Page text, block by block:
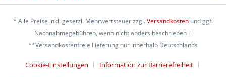
* Alle Preise inkl. gesetzl. Mehrwertsteuer zzgl.Versandkosten und ggf.
Nachnahmegebühren, wenn nicht anders beschrieben |
**Versandkostenfreie Lieferung nur innerhalb Deutschlands
Cookie-Einstellungen
Information zur Barrierefreiheit